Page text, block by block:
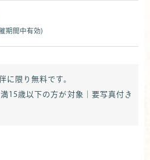
期間中有効)
に限り無料です。
15歳以下の方が対象｜要写真付き